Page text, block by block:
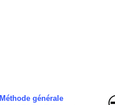
Méthode générale